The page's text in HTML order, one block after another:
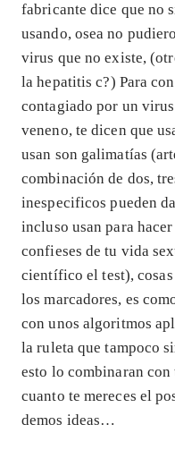
fabricante dice que no
usando, osea no
virus que no existe,
la hepatitis c?) Para
contagiado por un
veneno, te dicen que
usan son galimatías
combinación de dos,
inespecificos pueden
incluso usan para
confieses de tu vida
científico el test),
los marcadores, es
con unos algoritmos
la ruleta que tampoco
esto lo combinaran
cuanto te mereces el
demos ideas…